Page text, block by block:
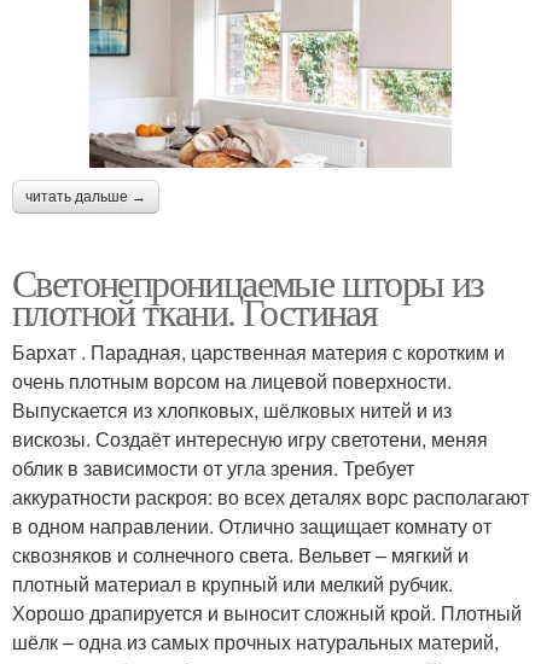
Шторы из обоев
читать дальше →
Светонепроницаемые шторы из
плотной ткани. Гостиная
Бархат . Парадная, царственная материя с коротким и
очень плотным ворсом на лицевой поверхности.
Выпускается из хлопковых, шёлковых нитей и из
вискозы. Создаёт интересную игру светотени, меняя
облик в зависимости от угла зрения. Требует
аккуратности раскроя: во всех деталях ворс располагают
в одном направлении. Отлично защищает комнату от
сквозняков и солнечного света. Вельвет – мягкий и
плотный материал в крупный или мелкий рубчик.
Хорошо драпируется и выносит сложный крой. Плотный
шёлк – одна из самых прочных натуральных материй,